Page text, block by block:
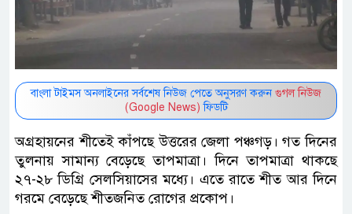
বাংলা টাইমস অনলাইনের সর্বশেষ নিউজ পেতে অনুসরণ করুন গুগল নিউজ
(Google News) ফিডটি
অগ্রহায়নের শীতেই কাঁপছে উত্তরের জেলা পঞ্চগড়। গত দিনের
তুলনায় সামান্য বেড়েছে তাপমাত্রা। দিনে তাপমাত্রা থাকছে
২৭-২৮ ডিগ্রি সেলসিয়াসের মধ্যে। এতে রাতে শীত আর দিনে
গরমে বেড়েছে শীতজনিত রোগের প্রকোপ।